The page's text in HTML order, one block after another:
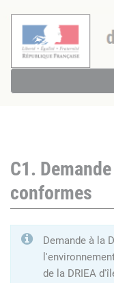
C1.
conformes
Demande à la
de la DRIEA